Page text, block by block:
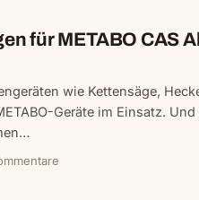
für METABO CAS
wie Kettensäge,
Geräte im Einsatz.